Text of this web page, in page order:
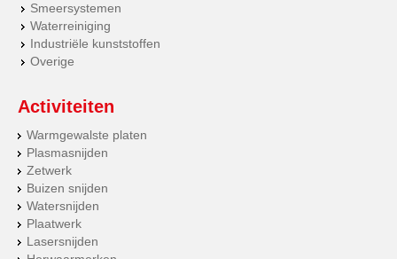
Smeersystemen
Waterreiniging
Industriële kunststoffen
Overige
Activiteiten
Warmgewalste platen
Plasmasnijden
Zetwerk
Buizen snijden
Watersnijden
Plaatwerk
Lasersnijden